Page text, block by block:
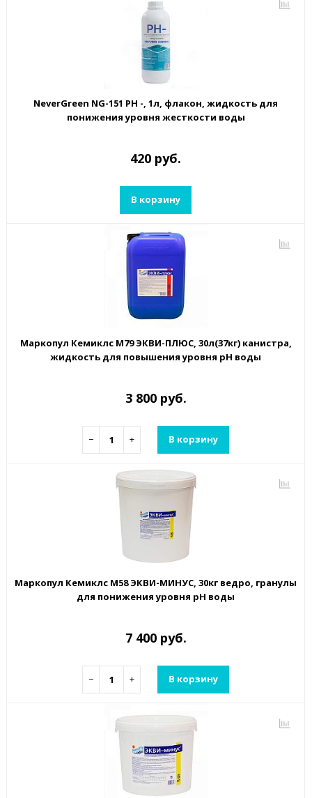
NeverGreen NG-151 PH -, 1л, флакон, жидкость для
понижения уровня жесткости воды
420 руб.
В корзину
Маркопул Кемиклс М79 ЭКВИ-ПЛЮС, 30л(37кг) канистра,
жидкость для повышения уровня рН воды
3 800 руб.
− + В корзину
Маркопул Кемиклс М58 ЭКВИ-МИНУС, 30кг ведро, гранулы
для понижения уровня рН воды
7 400 руб.
− + В корзину